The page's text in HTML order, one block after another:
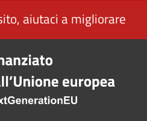
aiutaci a migliorare